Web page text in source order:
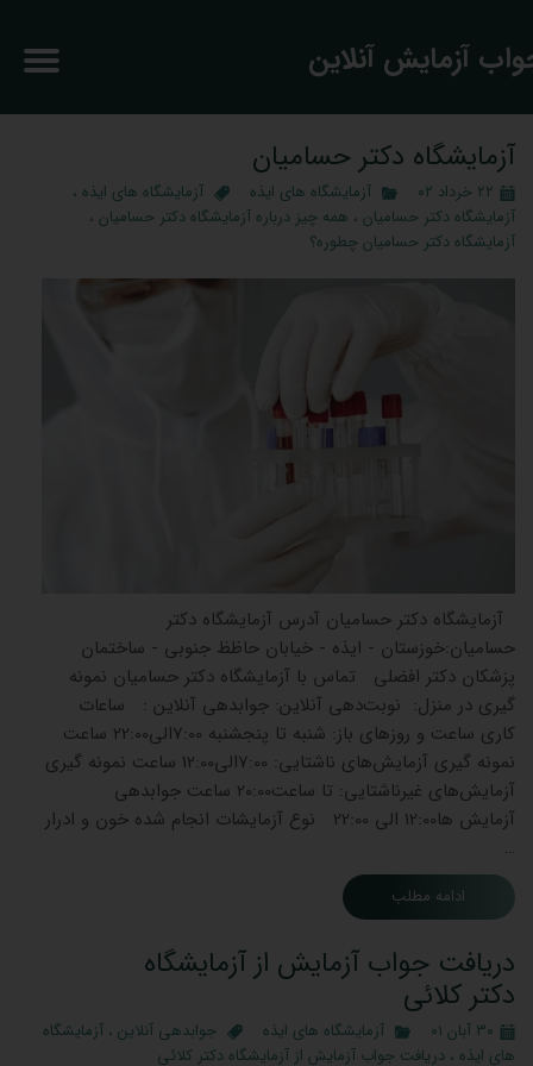
آزمایش آنلاین
آزمایشگاه دکتر حسامیان
۲۲ خرداد ۰۲ آزمایشگاه های ایذه آزمایشگاه های ایذه ،
آزمایشگاه دکتر حسامیان ، همه چیز درباره آزمایشگاه دکتر حسامیان ،
آزمایشگاه دکتر حسامیان چطوره؟
آزمایشگاه دکتر حسامیان آدرس آزمایشگاه دکتر
حسامیان:خوزستان - ایذه - خیابان حاظظ جنوبی - ساختمان
پزشکان دکتر افضلی تماس با آزمایشگاه دکتر حسامیان نمونه
گیری در منزل: نوبت‌دهی آنلاین: جوابدهی آنلاین : ساعات
کاری ساعت و روزهای باز: شنبه تا پنجشنبه 7:00الی22:00 ساعت
نمونه گیری آزمایش‌های ناشتایی: 7:00الی12:00 ساعت نمونه گیری
آزمایش‌های غیرناشتایی: تا ساعت20:00 ساعت جوابدهی
آزمایش ‌ها12:00 الی 22:00 نوع آزمایشات انجام شده خون و ادرار
…
ادامه مطلب
دریافت جواب آزمایش از آزمایشگاه
دکتر کلائی
۳۰ آبان ۰۱ آزمایشگاه های ایذه جوابدهی آنلاین ، آزمایشگاه
های ایذه ، دریافت جواب آزمایش از آزمایشگاه دکتر کلائی